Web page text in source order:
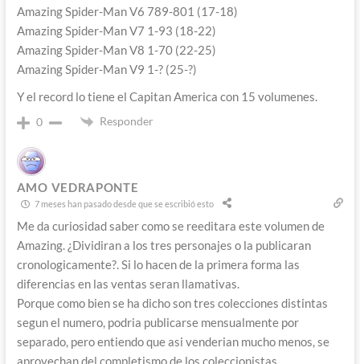
Amazing Spider-Man V6 789-801 (17-18)
Amazing Spider-Man V7 1-93 (18-22)
Amazing Spider-Man V8 1-70 (22-25)
Amazing Spider-Man V9 1-? (25-?)
Y el record lo tiene el Capitan America con 15 volumenes.
0 Responder
AMO VEDRAPONTE
7 meses han pasado desde que se escribió esto
Me da curiosidad saber como se reeditara este volumen de
Amazing. ¿Dividiran a los tres personajes o la publicaran
cronologicamente?. Si lo hacen de la primera forma las
diferencias en las ventas seran llamativas.
Porque como bien se ha dicho son tres colecciones distintas
segun el numero, podria publicarse mensualmente por
separado, pero entiendo que asi venderian mucho menos, se
aprovechan del completismo de los coleccionistas.